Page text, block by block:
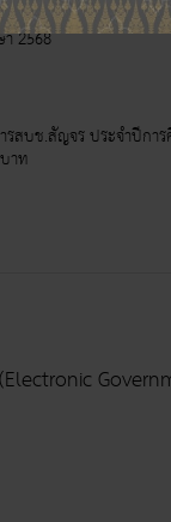
ตรประกาศนียบัตรผู้ช่วย
2568
รสบช.สัญจร ประจำปีกา
าท